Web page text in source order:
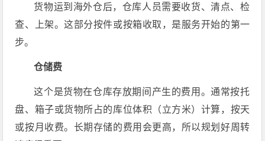
货物运到海外仓后，仓库人员需要收货、清点、检
查、上架。这部分按件或按箱收取，是服务开始的第一
步。
仓储费
这个是货物在仓库存放期间产生的费用。通常按托
盘、箱子或货物所占的库位体积（立方米）计算，按天
或按月收费。长期存储的费用会更高，所以规划好周转